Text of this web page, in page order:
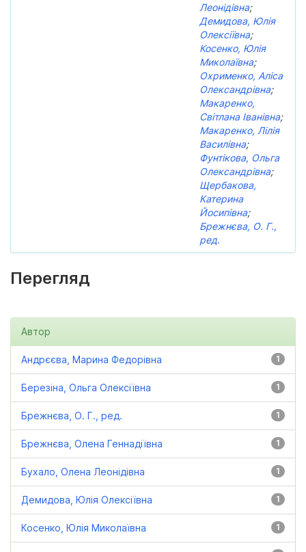
Леонідівна;
Демидова, Юлія
Олексіївна;
Косенко, Юлія
Миколаївна;
Охрименко, Аліса
Олександрівна;
Макаренко,
Світлана Іванівна;
Макаренко, Лілія
Василівна;
Фунтікова, Ольга
Олександрівна;
Щербакова,
Катерина
Йосипівна;
Брежнєва, О. Г.,
ред.
Перегляд
Автор
1
Андрєєва, Марина Федорівна
1
Березіна, Ольга Олексіївна
1
Брежнєва, О. Г., ред.
1
Брежнєва, Олена Геннадіївна
1
Бухало, Олена Леонідівна
1
Демидова, Юлія Олексіївна
1
Косенко, Юлія Миколаївна